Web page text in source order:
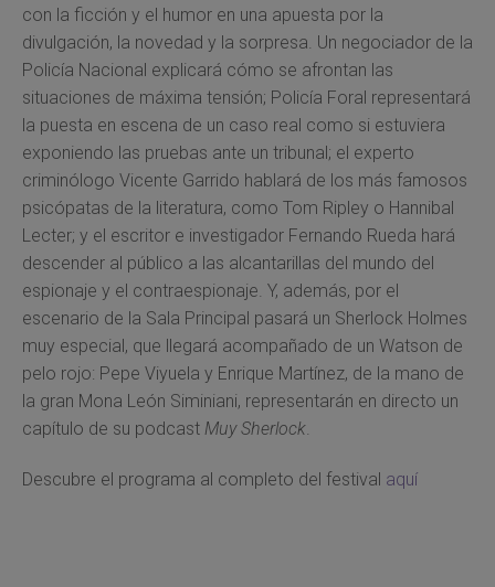
con la ficción y el humor en una apuesta por la
divulgación, la novedad y la sorpresa. Un negociador de la
Policía Nacional explicará cómo se afrontan las
situaciones de máxima tensión; Policía Foral representará
la puesta en escena de un caso real como si estuviera
exponiendo las pruebas ante un tribunal; el experto
criminólogo Vicente Garrido hablará de los más famosos
psicópatas de la literatura, como Tom Ripley o Hannibal
Lecter; y el escritor e investigador Fernando Rueda hará
descender al público a las alcantarillas del mundo del
espionaje y el contraespionaje. Y, además, por el
escenario de la Sala Principal pasará un Sherlock Holmes
muy especial, que llegará acompañado de un Watson de
pelo rojo: Pepe Viyuela y Enrique Martínez, de la mano de
la gran Mona León Siminiani, representarán en directo un
capítulo de su podcast Muy Sherlock.
Descubre el programa al completo del festival aquí